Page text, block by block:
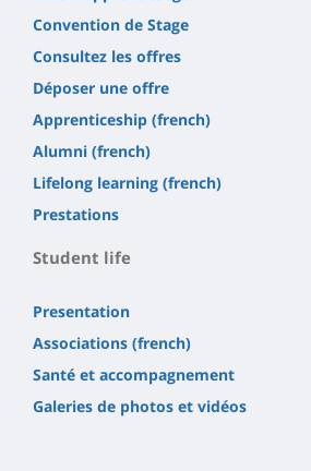
Convention de Stage
Consultez les offres
Déposer une offre
Apprenticeship (french)
Alumni (french)
Lifelong learning (french)
Prestations
Student life
Presentation
Associations (french)
Santé et accompagnement
Galeries de photos et vidéos